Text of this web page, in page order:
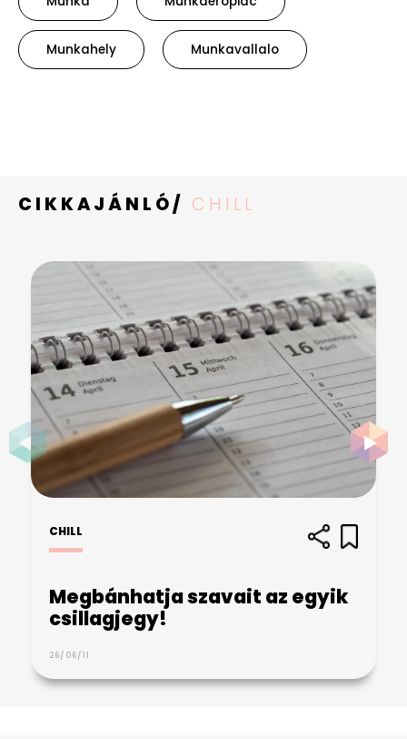
Munkahely Munkavallalo
CIKKAJÁNLÓ/ CHILL
CHILL
Megbánhatja szavait az egyik
csillagjegy!
26/06/11